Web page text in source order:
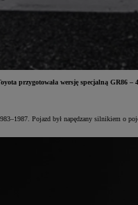
przygotowała wersję specjalną
Pojazd był napędzany silnikiem o